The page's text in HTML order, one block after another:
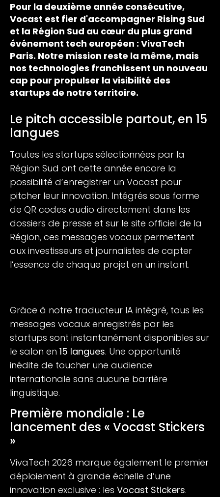
Pour la deuxième année consécutive,
Vocast est fier d'accompagner Rising Sud
et la Région Sud au cœur du plus grand
événement tech européen : VivaTech
Paris. Notre mission reste la même, mais
nos technologies franchissent un nouveau
cap pour propulser la visibilité des
startups de notre territoire.
Le pitch accessible partout, en 15
langues
Toutes les startups sélectionnées par la
Région Sud ont cette année encore la
possibilité d’enregistrer un Vocast pour
pitcher leur innovation. Intégrés sous forme
de QR codes audio directement dans les
dossiers de presse et sur le site officiel de la
Région, ces messages vocaux permettent
aux investisseurs et journalistes de capter
l’essence de chaque projet en un instant.
Grâce à notre traducteur IA intégré, tous les
messages vocaux enregistrés par les
startups sont instantanément disponibles sur
le salon en 15 langues. Une opportunité
inédite de toucher une audience
internationale sans aucune barrière
linguistique.
Première mondiale : Le
lancement des « Vocast Stickers
»
VivaTech 2026 marque également le premier
déploiement à grande échelle d’une
innovation exclusive : les Vocast Stickers.